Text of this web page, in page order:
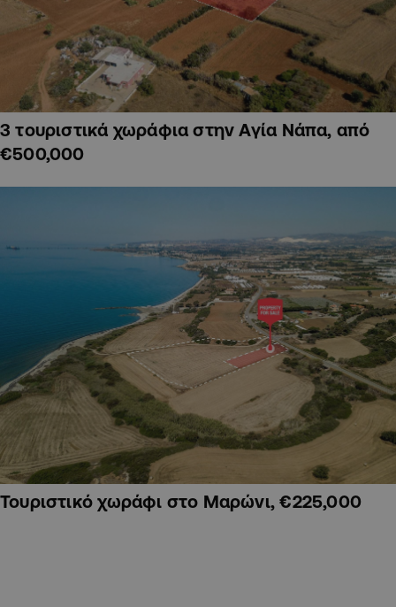
3 τουριστικά χωράφια στην Αγία Νάπα, από
€500,000
Τουριστικό χωράφι στο Μαρώνι, €225,000